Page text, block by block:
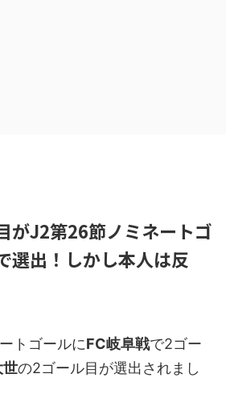
がJ2第26節ノミネートゴ
選出！しかし本人は反
トゴールにFC岐阜戦で2ゴー
世の2ゴール目が選出されまし